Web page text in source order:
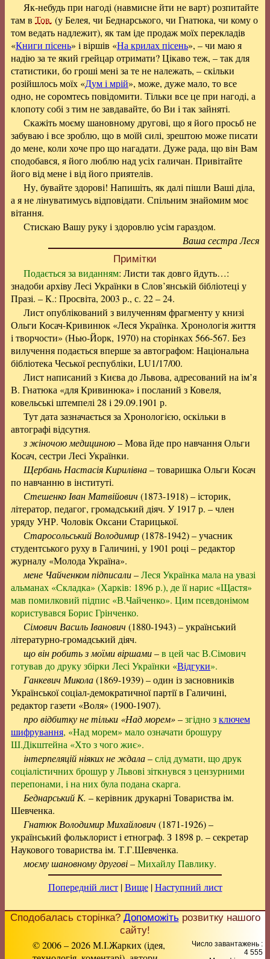
Як-небудь при нагоді (навмисне йти не варт) розпитайте
там в Тов. (у Белея, чи Беднарського, чи Гнатюка, чи кому о
том ведать надлежит), як там іде продаж моїх перекладів
«Книги пісень» і віршів «На крилах пісень», – чи маю я
надію за те який грейцар отримати? Цікаво теж, – так для
статистики, бо гроші мені за те не належать, – скільки
розійшлось моїх «Дум і мрій», може, дуже мало, то все
одно, не соромтесь повідомити. Тільки все це при нагоді, а
клопоту собі з тим не завдавайте, бо Ви і так зайняті.
Скажіть моєму шановному другові, що я його просьб не
забуваю і все зроблю, що в моїй силі, зрештою може писати
до мене, коли хоче про що нагадати. Дуже рада, що він Вам
сподобався, я його люблю над усіх галичан. Привітайте
його від мене і від його приятелів.
Ну, бувайте здорові! Напишіть, як далі пішли Ваші діла,
а я не лінуватимусь відповідати. Спільним знайомим моє
вітання.
Стискаю Вашу руку і здоровлю усім гараздом.
Ваша сестра Леся
Примітки
Подається за виданням: Листи так довго йдуть…:
знадоби архіву Лесі Українки в Слов’янській бібліотеці у
Празі. – К.: Просвіта, 2003 р., с. 22 – 24.
Лист опублікований з вилученням фрагменту у книзі
Ольги Косач-Кривинюк «Леся Українка. Хронологія життя
і творчости» (Нью-Йорк, 1970) на сторінках 566-567. Без
вилучення подається вперше за автографом: Національна
бібліотека Чеської республіки, LU1/17/00.
Лист написаний з Києва до Львова, адресований на ім’я
В. Гнатюка «для Кривинюка» і посланий з Ковеля,
ковельські штемпелі 28 і 29.09.1901 р.
Тут дата зазначається за Хронологією, оскільки в
автографі відсутня.
з жіночою медициною– Мова йде про навчання Ольги
Косач, сестри Лесі Українки.
Щербань Настасія Кирилівна– товаришка Ольги Косач
по навчанню в інституті.
Стешенко Іван Матвійович (1873-1918) – історик,
літератор, педагог, громадський діяч. У 1917 р. – член
уряду УНР. Чоловік Оксани Старицької.
Старосольський Володимир(1878-1942) – учасник
студентського руху в Галичині, у 1901 році – редактор
журналу «Молода Україна».
мене Чайченком підписали–Леся Українка мала на увазі
альманах «Складка» (Харків: 1896 р.), де її нарис «Щастя»
мав помилковий підпис «В.Чайченко». Цим псевдонімом
користувався Борис Грінченко.
Сімович Василь Іванович (1880-1943) – український
літературно-громадський діяч.
що він робить з моїми віршами–в цей час В.Сімович
готував до друку збірки Лесі Українки «Відгуки».
Ганкевич Микола(1869-1939) – один із засновників
Української соціал-демократичної партії в Галичині,
редактор газети «Воля» (1900-1907).
про відбитку не тільки «Над морем»–згідно зключем
шифрування, «Над морем» мало означати брошуру
Ш.Дікштейна «Хто з чого жиє».
інтерпеляцій ніяких не ждала–слід думати, що друк
соціалістичних брошур у Львові зіткнувся з цензурними
перепонами, і на них була подана скарга.
Беднарський К. – керівник друкарні Товариства ім.
Шевченка.
Гнатюк Володимир Михайлович (1871-1926) –
український фольклорист і етнограф. З 1898 р. – секретар
Наукового товариства ім. Т.Г.Шевченка.
моєму шановному другові–Михайлу Павлику.
Попередній лист|Вище|Наступний лист
Сподобалась сторінка? Допоможітьрозвитку нашого
сайту!
© 2006 – 2026 М.І.Жарких (ідея,
Число завантажень :
4 555